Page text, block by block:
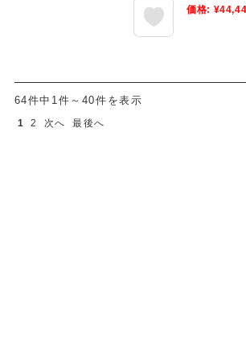
価格:
64件中1件～40件を表示
1 2 次へ 最後へ